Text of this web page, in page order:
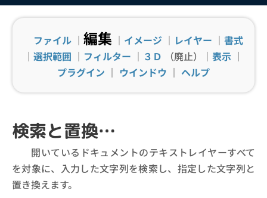
ファイル ｜ 編集 ｜ イメージ ｜ レイヤー ｜ 書式
｜ 選択範囲 ｜ フィルター ｜ ３Ｄ （廃止）｜ 表示 ｜
プラグイン ｜ ウインドウ ｜ ヘルプ
検索と置換…
開いているドキュメントのテキストレイヤーすべて
を対象に、入力した文字列を検索し、指定した文字列と
置き換えます。